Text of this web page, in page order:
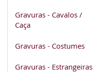
Gravuras - Cavalos /
Caça
Gravuras - Costumes
Gravuras - Estrangeiras